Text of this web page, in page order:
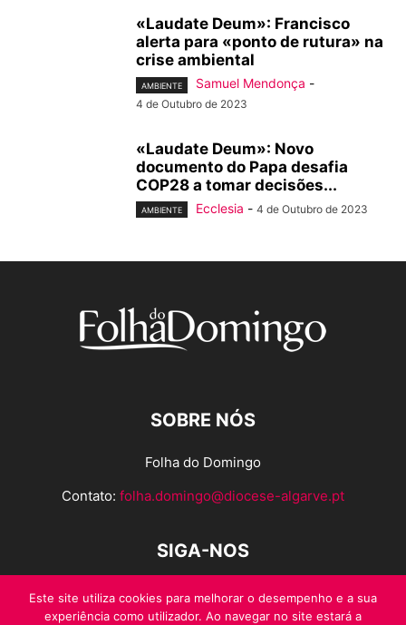
«Laudate Deum»: Francisco
alerta para «ponto de rutura» na
crise ambiental
AMBIENTE Samuel Mendonça -
4 de Outubro de 2023
«Laudate Deum»: Novo
documento do Papa desafia
COP28 a tomar decisões...
AMBIENTE Ecclesia - 4 de Outubro de 2023
SOBRE NÓS
Folha do Domingo
Contato: folha.domingo@diocese-algarve.pt
SIGA-NOS
Este site utiliza cookies para melhorar o desempenho e a sua
experiência como utilizador. Ao navegar no site estará a